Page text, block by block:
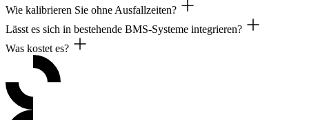
Ja. Eine Plattform verwaltet Differenzdruck, Temperatur,
Wie kalibrieren Sie ohne Ausfallzeiten?
Tauschen Sie kalibrierte Sensorspitzen in Sekunden aus. Die
Lässt es sich in bestehende BMS-Systeme integrieren?
Ja, über eine API. Fügt eine GxP-konforme Überwachungsebene
Was kostet es?
Abonnementbasierte Preisgestaltung je nach Ihrer Konfiguration.